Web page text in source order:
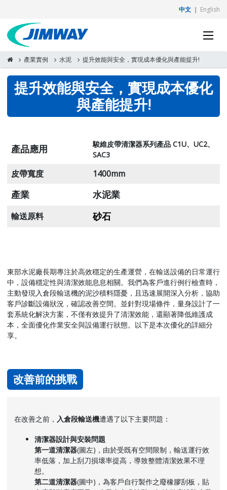
中文 ｜ English
產業實例 水泥 提升效能與安全，實現成本優化與產能提升!
提升效能與安全，實現成本優化
與產能提升!
產品應用
駿維皮帶清潔器系列產品 C1U、UC2、
SAC3
皮帶寬度 1400mm
產業 水泥業
輸送原料 砂石
東部水泥廠長期專注於高效穩定的生產運營 ， 在輸送設備的日常運行
中，設備穩定性與清潔效能息息相關。我們為客戶進行例行檢查時，
主動發現入倉段輸送機的泥沙積料隱憂，且迅速展開深入分析，協助
客戶診斷設備狀況，確認改善空間。並針對現場條件，量身設計了一
套系統化解決方案，不僅有效提升了清潔效能，還顯著降低維護成
本，全面優化作業安全與設備運行狀態。以下是本次優化的詳細分
享。
改善前的挑戰
在改善之前， 入倉段輸送機遭遇了以下主要問題：
清潔器設計與安裝問題
第一道清潔器(圖左)，由於受既有空間限制，輸送運行效
率低落，加上刮刀損壞率提高，導致整體清潔效果不理
想。
第二道清潔器(圖中)，為客戶自行製作之廢橡膠刮板，貼